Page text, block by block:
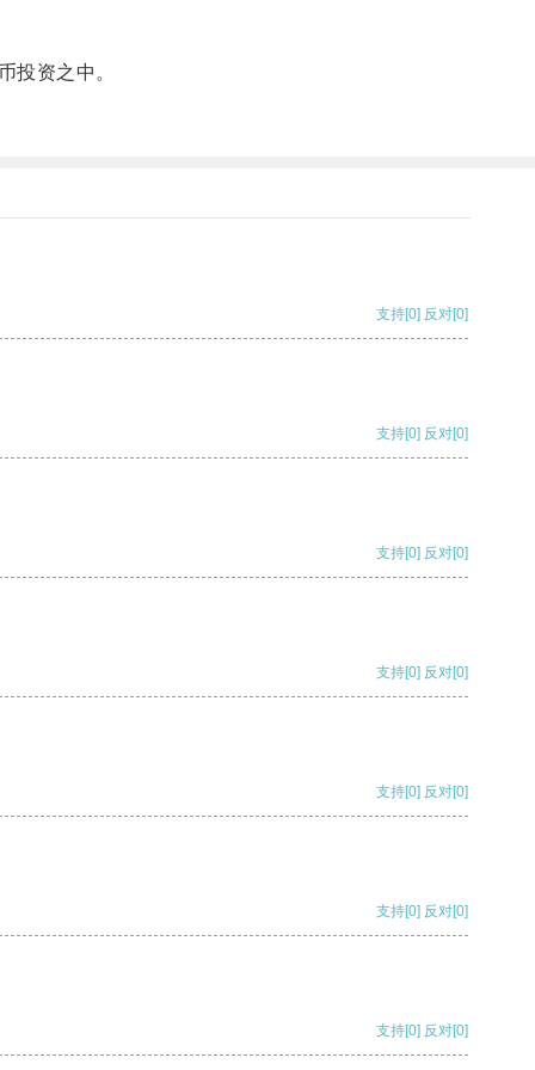
资之中。
支持[0] 反对[0]
支持[0] 反对[0]
支持[0] 反对[0]
支持[0] 反对[0]
支持[0] 反对[0]
支持[0] 反对[0]
支持[0] 反对[0]